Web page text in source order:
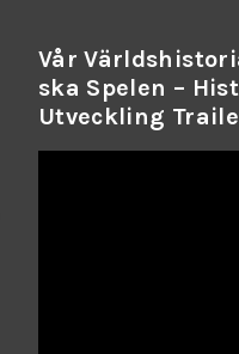
Vår
Ska Spelen –
Utveckling